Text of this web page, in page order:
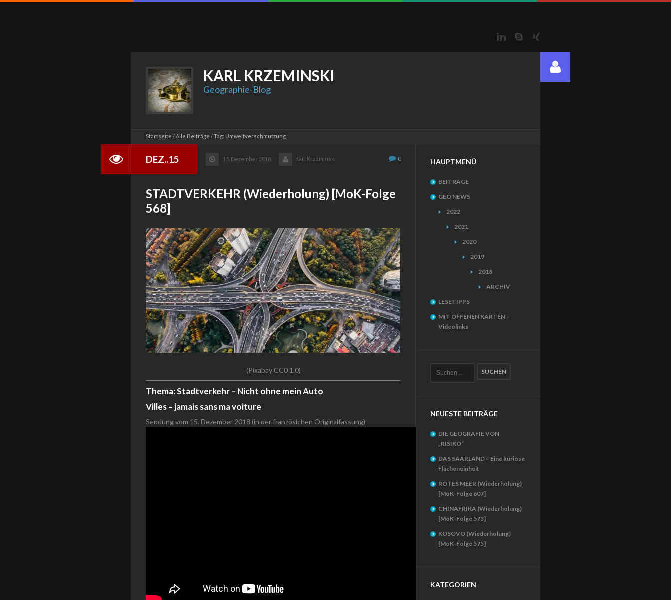
LinkedInSkype
KARL KRZEMINSKI
Geographie-Blog
Startseite Alle Beiträge Tag: Umweltverschmutzung
DEZ..15 15. Dezember 2018 0
Karl Krzeminski
STADTVERKEHR (Wiederholung) [MoK-Folge
568]
(Pixabay CC0 1.0)
Thema: Stadtverkehr – Nicht ohne mein Auto
Villes – jamais sans ma voiture
Sendung vom 15. Dezember 2018 (in der französichen Originalfassung)
HAUPTMENÜ
BEITRÄGE
GEO NEWS
2022
2021
2020
2019
2018
ARCHIV
LESETIPPS
MIT OFFENEN KARTEN –
Videolinks
NEUESTE BEITRÄGE
DIE GEOGRAFIE VON
„RISIKO“
DAS SAARLAND – Eine kuriose
Flächeneinheit
ROTES MEER (Wiederholung)
[MoK-Folge 607]
CHINAFRIKA (Wiederholung)
[MoK-Folge 573]
KOSOVO (Wiederholung)
[MoK-Folge 575]
KATEGORIEN